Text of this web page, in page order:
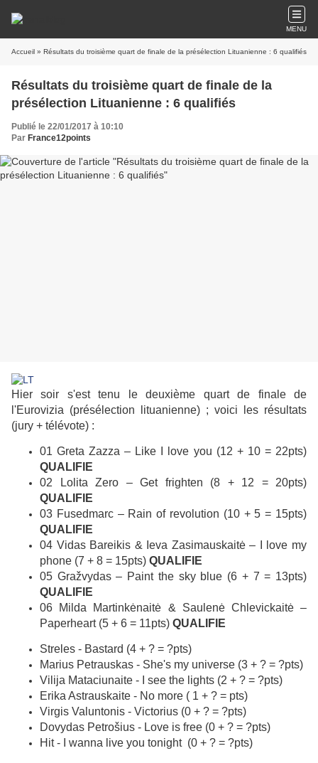
MENU
Accueil » Résultats du troisième quart de finale de la présélection Lituanienne : 6 qualifiés
Résultats du troisième quart de finale de la
présélection Lituanienne : 6 qualifiés
Publié le 22/01/2017 à 10:10
Par France12points
Hier soir s'est tenu le deuxième quart de finale de
l'Eurovizia (présélection lituanienne) ; voici les résultats
(jury + télévote) :
01 Greta Zazza – Like I love you (12 + 10 = 22pts)
QUALIFIE
02 Lolita Zero – Get frighten (8 + 12 = 20pts)
QUALIFIE
03 Fusedmarc – Rain of revolution (10 + 5 = 15pts)
QUALIFIE
04 Vidas Bareikis & Ieva Zasimauskaitė – I love my
phone (7 + 8 = 15pts) QUALIFIE
05 Gražvydas – Paint the sky blue (6 + 7 = 13pts)
QUALIFIE
06 Milda Martinkėnaitė & Saulenė Chlevickaitė –
Paperheart (5 + 6 = 11pts) QUALIFIE
Streles - Bastard (4 + ? = ?pts)
Marius Petrauskas - She's my universe (3 + ? = ?pts)
Vilija Mataciunaite - I see the lights (2 + ? = ?pts)
Erika Astrauskaite - No more ( 1 + ? = pts)
Virgis Valuntonis - Victorius (0 + ? = ?pts)
Dovydas Petrošius - Love is free (0 + ? = ?pts)
Hit - I wanna live you tonight (0 + ? = ?pts)